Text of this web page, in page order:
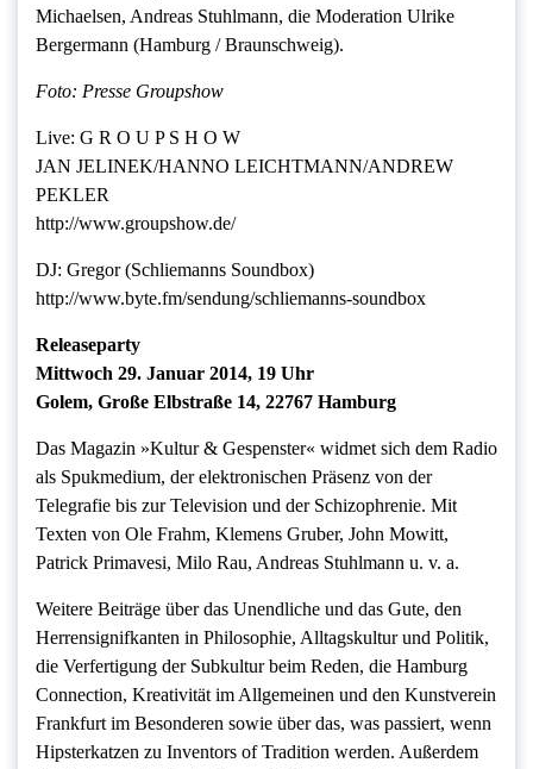
Michaelsen, Andreas Stuhlmann, die Moderation Ulrike
Bergermann (Hamburg / Braunschweig).
Foto: Presse Groupshow
Live: G R O U P S H O W
JAN JELINEK/HANNO LEICHTMANN/ANDREW
PEKLER
http://www.groupshow.de/
DJ: Gregor (Schliemanns Soundbox)
http://www.byte.fm/sendung/schliemanns-soundbox
Releaseparty
Mittwoch 29. Januar 2014, 19 Uhr
Golem, Große Elbstraße 14, 22767 Hamburg
Das Magazin »Kultur & Gespenster« widmet sich dem Radio
als Spukmedium, der elektronischen Präsenz von der
Telegrafie bis zur Television und der Schizophrenie. Mit
Texten von Ole Frahm, Klemens Gruber, John Mowitt,
Patrick Primavesi, Milo Rau, Andreas Stuhlmann u. v. a.
Weitere Beiträge über das Unendliche und das Gute, den
Herrensignifkanten in Philosophie, Alltagskultur und Politik,
die Verfertigung der Subkultur beim Reden, die Hamburg
Connection, Kreativität im Allgemeinen und den Kunstverein
Frankfurt im Besonderen sowie über das, was passiert, wenn
Hipsterkatzen zu Inventors of Tradition werden. Außerdem